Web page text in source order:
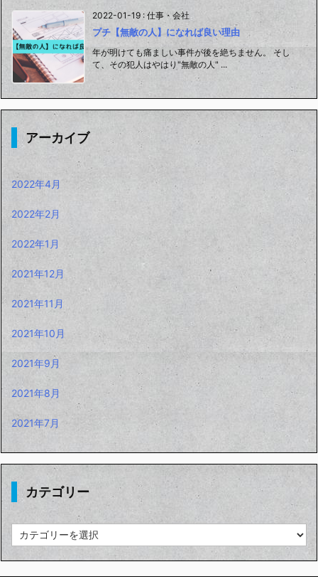
2022-01-19 : 仕事・会社
プチ【無敵の人】になれば良い理由
年が明けても痛ましい事件が後を絶ちません。 そし
て、その犯人はやはり"無敵の人" ...
アーカイブ
2022年4月
2022年2月
2022年1月
2021年12月
2021年11月
2021年10月
2021年9月
2021年8月
2021年7月
カテゴリー
テ